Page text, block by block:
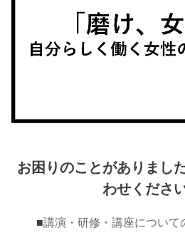
お困りのことがありまし
わせくださ
■講演・研修・講座について